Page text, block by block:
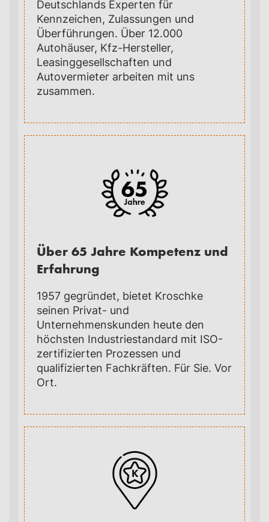
Deutschlands Experten für
Kennzeichen, Zulassungen und
Überführungen. Über 12.000
Autohäuser, Kfz-Hersteller,
Leasinggesellschaften und
Autovermieter arbeiten mit uns
zusammen.
Über 65 Jahre Kompetenz und
Erfahrung
1957 gegründet, bietet Kroschke
seinen Privat- und
Unternehmenskunden heute den
höchsten Industriestandard mit ISO-
zertifizierten Prozessen und
qualifizierten Fachkräften. Für Sie. Vor
Ort.